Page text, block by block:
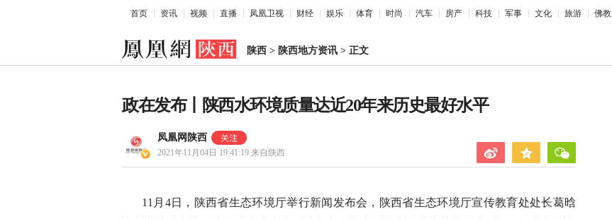
首页 资讯 视频 直播 凤凰卫视 财经 娱乐 体育 时尚 汽车 房产 科技 军事 文化 旅游 佛教
陕西 > 陕西地方资讯 > 正文
政在发布丨陕西水环境质量达近20年来历史最好水平
凤凰网陕西
2021年11月04日 19:41:19 来自陕西
11月4日，陕西省生态环境厅举行新闻发布会，陕西省生态环境厅宣传教育处处长葛晗